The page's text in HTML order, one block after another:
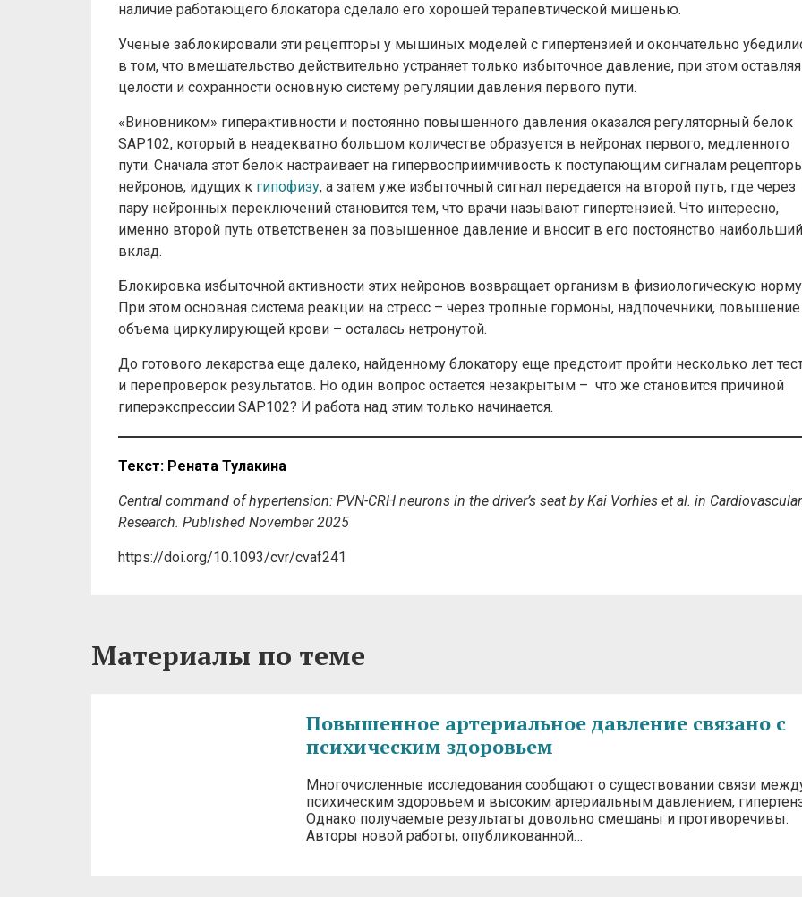
наличие работающего блокатора сделало его хорошей терапевтической мишенью.
Ученые заблокировали эти рецепторы у мышиных моделей с гипертензией и окончательно
в том, что вмешательство действительно устраняет только избыточное давление, при этом
целости и сохранности основную систему регуляции давления первого пути.
«Виновником» гиперактивности и постоянно повышенного давления оказался регуляторный белок
SAP102, который в неадекватно большом количестве образуется в нейронах первого, медленного
пути. Сначала этот белок настраивает на гипервосприимчивость к поступающим сигналам
нейронов, идущих к гипофизу, а затем уже избыточный сигнал передается на второй путь, где через
пару нейронных переключений становится тем, что врачи называют гипертензией. Что интересно,
именно второй путь ответственен за повышенное давление и вносит в его постоянство наибольший
вклад.
Блокировка избыточной активности этих нейронов возвращает организм в физиологическую
При этом основная система реакции на стресс – через тропные гормоны, надпочечники, повышение
объема циркулирующей крови – осталась нетронутой.
До готового лекарства еще далеко, найденному блокатору еще предстоит пройти несколько лет
и перепроверок результатов. Но один вопрос остается незакрытым – что же становится причиной
гиперэкспрессии SAP102? И работа над этим только начинается.
Текст: Рената Тулакина
Central command of hypertension: PVN-CRH neurons in the driver’s seat by Kai Vorhies et al. in Cardiovascular
Research. Published November 2025
https://doi.org/10.1093/cvr/cvaf241
Материалы по теме
Повышенное артериальное давление связано с
психическим здоровьем
Многочисленные исследования сообщают о существовании связи
психическим здоровьем и высоким артериальным давлением,
Однако получаемые результаты довольно смешаны и противоречивы.
Авторы новой работы, опубликованной…